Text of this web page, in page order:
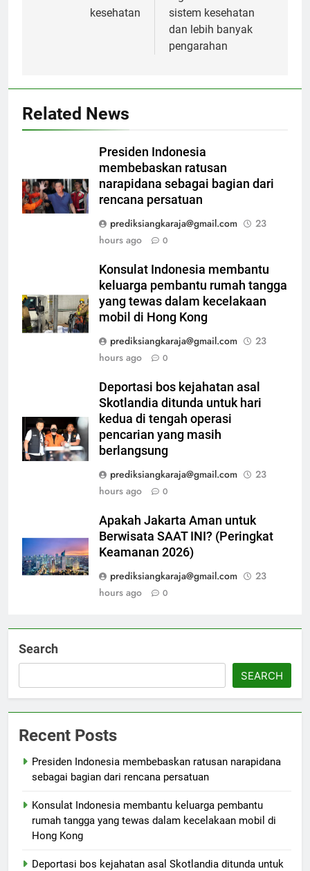
kesehatan
sistem kesehatan
dan lebih banyak
pengarahan
Related News
Presiden Indonesia
membebaskan ratusan
narapidana sebagai bagian dari
rencana persatuan
prediksiangkaraja@gmail.com
23
hours ago
0
Konsulat Indonesia membantu
keluarga pembantu rumah tangga
yang tewas dalam kecelakaan
mobil di Hong Kong
prediksiangkaraja@gmail.com
23
hours ago
0
Deportasi bos kejahatan asal
Skotlandia ditunda untuk hari
kedua di tengah operasi
pencarian yang masih
berlangsung
prediksiangkaraja@gmail.com
23
hours ago
0
Apakah Jakarta Aman untuk
Berwisata SAAT INI? (Peringkat
Keamanan 2026)
prediksiangkaraja@gmail.com
23
hours ago
0
Search
SEARCH
Recent Posts
Presiden Indonesia membebaskan ratusan narapidana
sebagai bagian dari rencana persatuan
Konsulat Indonesia membantu keluarga pembantu
rumah tangga yang tewas dalam kecelakaan mobil di
Hong Kong
Deportasi bos kejahatan asal Skotlandia ditunda untuk